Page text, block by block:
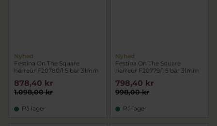
Nyhed
Festina On The Square
herreur F20780/1 5 bar 31mm
1.098,00 kr
878,40 kr
På lager
Nyhed
Festina On The Square
herreur F20779/1 5 bar 31mm
998,00 kr
798,40 kr
På lager